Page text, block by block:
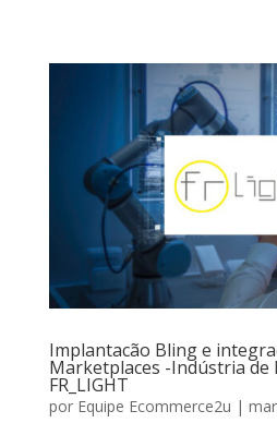
Implantacão Bling e
Marketplaces -Indústria de
FR_LIGHT
por Equipe Ecommerce2u |